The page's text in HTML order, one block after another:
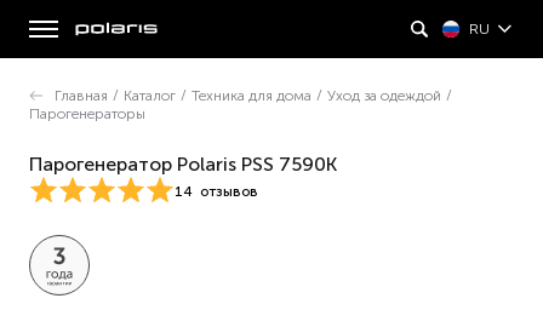
RU
Главная / Каталог / Техника для дома / Уход за одеждой /
Парогенераторы
Парогенератор Polaris PSS 7590K
14 отзывов